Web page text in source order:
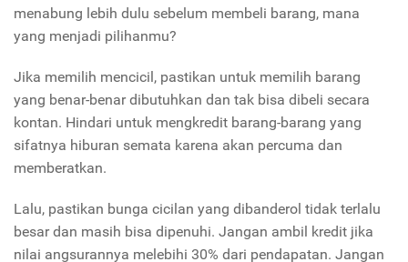
menabung lebih dulu sebelum membeli barang, mana
yang menjadi pilihanmu?
Jika memilih mencicil, pastikan untuk memilih barang
yang benar-benar dibutuhkan dan tak bisa dibeli secara
kontan. Hindari untuk mengkredit barang-barang yang
sifatnya hiburan semata karena akan percuma dan
memberatkan.
Lalu, pastikan bunga cicilan yang dibanderol tidak terlalu
besar dan masih bisa dipenuhi. Jangan ambil kredit jika
nilai angsurannya melebihi 30% dari pendapatan. Jangan